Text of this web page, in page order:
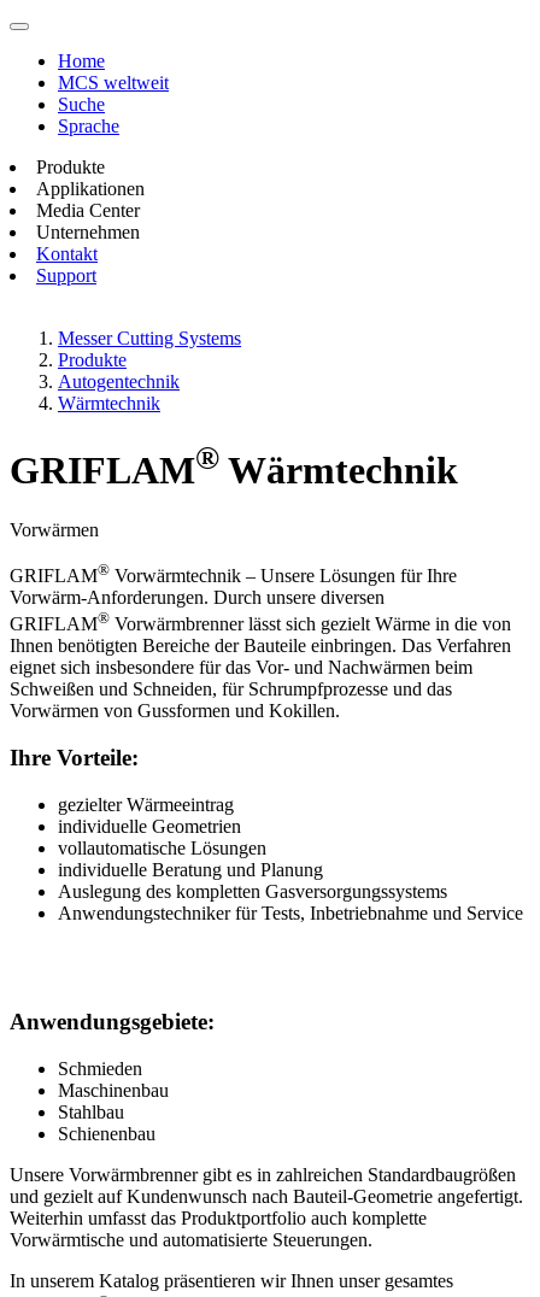
Home
MCS weltweit
Suche
Sprache
Produkte
Applikationen
Media Center
Unternehmen
Kontakt
Support
Messer Cutting Systems
Produkte
Autogentechnik
Wärmtechnik
GRIFLAM® Wärmtechnik
Vorwärmen
GRIFLAM® Vorwärmtechnik – Unsere Lösungen für Ihre
Vorwärm-Anforderungen. Durch unsere diversen
GRIFLAM® Vorwärmbrenner lässt sich gezielt Wärme in die von
Ihnen benötigten Bereiche der Bauteile einbringen. Das Verfahren
eignet sich insbesondere für das Vor- und Nachwärmen beim
Schweißen und Schneiden, für Schrumpfprozesse und das
Vorwärmen von Gussformen und Kokillen.
Ihre Vorteile:
gezielter Wärmeeintrag
individuelle Geometrien
vollautomatische Lösungen
individuelle Beratung und Planung
Auslegung des kompletten Gasversorgungssystems
Anwendungstechniker für Tests, Inbetriebnahme und Service
Anwendungsgebiete:
Schmieden
Maschinenbau
Stahlbau
Schienenbau
Unsere Vorwärmbrenner gibt es in zahlreichen Standardbaugrößen
und gezielt auf Kundenwunsch nach Bauteil-Geometrie angefertigt.
Weiterhin umfasst das Produktportfolio auch komplette
Vorwärmtische und automatisierte Steuerungen.
In unserem Katalog präsentieren wir Ihnen unser gesamtes